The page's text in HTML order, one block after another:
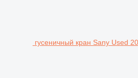
гусеничный кран Sany Used